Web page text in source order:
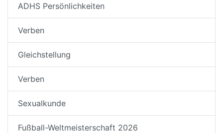
ADHS Persönlichkeiten
Verben
Gleichstellung
Verben
Sexualkunde
Fußball-Weltmeisterschaft 2026